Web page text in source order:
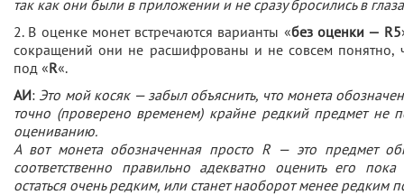
так как они были в приложении и не сразу бросились в
2. В оценке монет встречаются варианты «без оценки — R5
сокращений они не расшифрованы и не совсем понятно,
под «R«.
АИ: Это мой косяк — забыл объяснить, что монета
точно (проверено временем) крайне редкий предмет не
оцениванию.
А вот монета обозначенная просто R — это предмет
соответственно правильно адекватно оценить его
остаться очень редким, или станет наоборот менее редким